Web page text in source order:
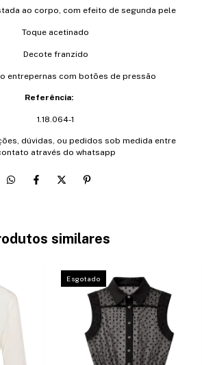
ao corpo, com efeito de segunda pele
Toque acetinado
Decote franzido
entrepernas com botões de pressão
Referência:
1.18.064-1
dúvidas, ou pedidos sob medida entre
através do whatsapp
similares
Esgotado